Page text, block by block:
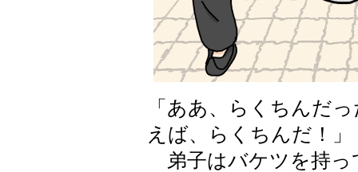
「ああ、らくちんだ
えば、らくちんだ！」
弟子はバケツを持っ